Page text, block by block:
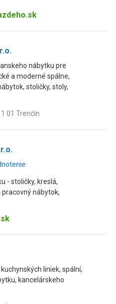
nábytku pre
a moderné spálne,
stoličky, stoly,
01 Trenčín
- stoličky, kreslá,
pracovný nábytok,
liniek, spální,
kancelárskeho